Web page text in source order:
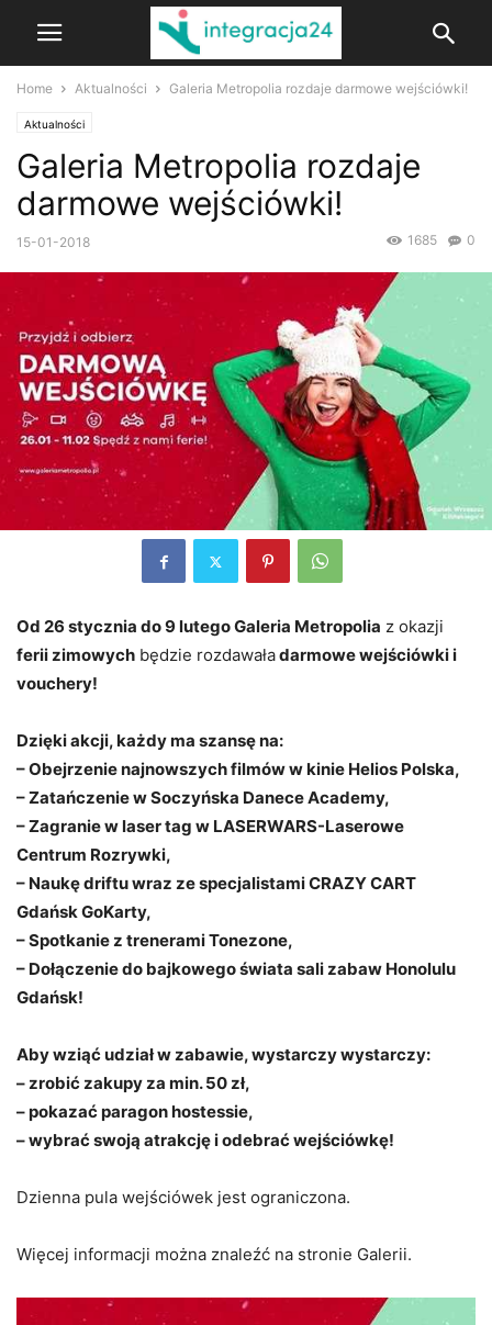
Home Aktualności Galeria Metropolia rozdaje darmowe wejściówki!
Aktualności
Galeria Metropolia rozdaje
darmowe wejściówki!
15-01-2018 0
1685
Od 26 stycznia do 9 lutego Galeria Metropolia z okazji
ferii zimowych będzie rozdawaładarmowe wejściówki i
vouchery!
Dzięki akcji, każdy ma szansę na:
– Obejrzenie najnowszych filmów w kinie Helios Polska,
– Zatańczenie w Soczyńska Danece Academy,
– Zagranie w laser tag w LASERWARS-Laserowe
Centrum Rozrywki,
– Naukę driftu wraz ze specjalistami CRAZY CART
Gdańsk GoKarty,
– Spotkanie z trenerami Tonezone,
– Dołączenie do bajkowego świata sali zabaw Honolulu
Gdańsk!
Aby wziąć udział w zabawie, wystarczy wystarczy:
– zrobić zakupy za min. 50 zł,
– pokazać paragon hostessie,
– wybrać swoją atrakcję i odebrać wejściówkę!
Dzienna pula wejściówek jest ograniczona.
Więcej informacji można znaleźć na stronie Galerii.